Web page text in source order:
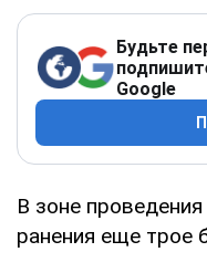
Будьте
Google
В зоне проведения
ранения еще трое